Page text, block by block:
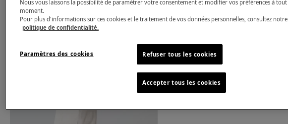
Nous vous laissons la possibilité de paramétrer votre consentement et modifier vos préférences à tout
moment.
Pour plus d'informations sur ces cookies et le traitement de vos données personnelles, consultez notre
politique de confidentialité.
Paramètres des cookies Refuser tous les cookies
Accepter tous les cookies